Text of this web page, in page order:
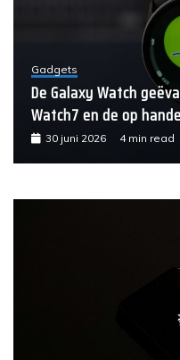
Gadgets
De Galaxy Watch
Watch7 en de op
30 juni 2026 4 min read